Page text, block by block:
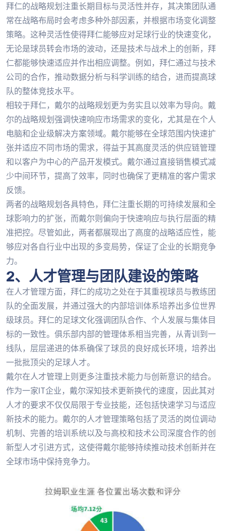
拜仁的战略规划注重长期目标与灵活性并存，其决策团队通
常在战略布局时会考虑多种外部因素，并根据市场变化调整
策略。这种灵活性使得拜仁能够应对足球行业的快速变化，
无论是球员转会市场的波动，还是技术与战术上的创新，拜
仁都能够快速适应并作出相应调整。例如，拜仁通过与技术
公司的合作，推动数据分析与科学训练的结合，进而提高球
队的整体竞技水平。
相较于拜仁，戴尔的战略规划更为务实且以效率为导向。戴
尔的战略规划强调快速响应市场需求的变化，尤其是在个人
电脑和企业级解决方案领域。戴尔能够在全球范围内快速扩
张并适应不同市场的需求，得益于其高度灵活的供应链管理
和以客户为中心的产品开发模式。戴尔通过直接销售模式减
少中间环节，提高了效率，同时也确保了更精准的客户需求
反馈。
两者的战略规划各具特色，拜仁注重长期的可持续发展和全
球影响力的扩张，而戴尔则偏向于快速响应与执行层面的精
准把控。尽管如此，两者都展现出了高度的战略适应性，能
够应对各自行业中出现的多变局势，保证了企业的长期竞争
力。
2、人才管理与团队建设的策略
在人才管理方面，拜仁的成功之处在于其重视球员与教练团
队的全面发展，并通过强大的内部培训体系培养出多位世界
级球员。拜仁的足球文化强调团队合作、个人发展与集体目
标的一致性。俱乐部内部的管理体系相当完善，从青训到一
线队，层层递进的体系确保了球员的良好成长环境，培养出
一批批顶尖的足球人才。
戴尔在人才管理上则更多注重技术能力与创新意识的结合。
作为一家IT企业，戴尔深知技术更新换代的速度，因此其对
人才的要求不仅仅局限于专业技能，还包括快速学习与适应
新技术的能力。戴尔的人才管理策略包括了灵活的岗位调动
机制、完善的培训系统以及与高校和技术公司深度合作的创
新型人才引进方式，这使得戴尔能够持续推动技术创新并在
全球市场中保持竞争力。